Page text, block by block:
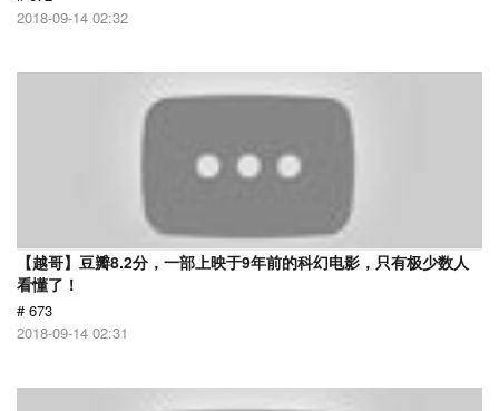
2018-09-14 02:32
【越哥】豆瓣8.2分，一部上映于9年前的科幻电影，只有极少数人
看懂了！
# 673
2018-09-14 02:31